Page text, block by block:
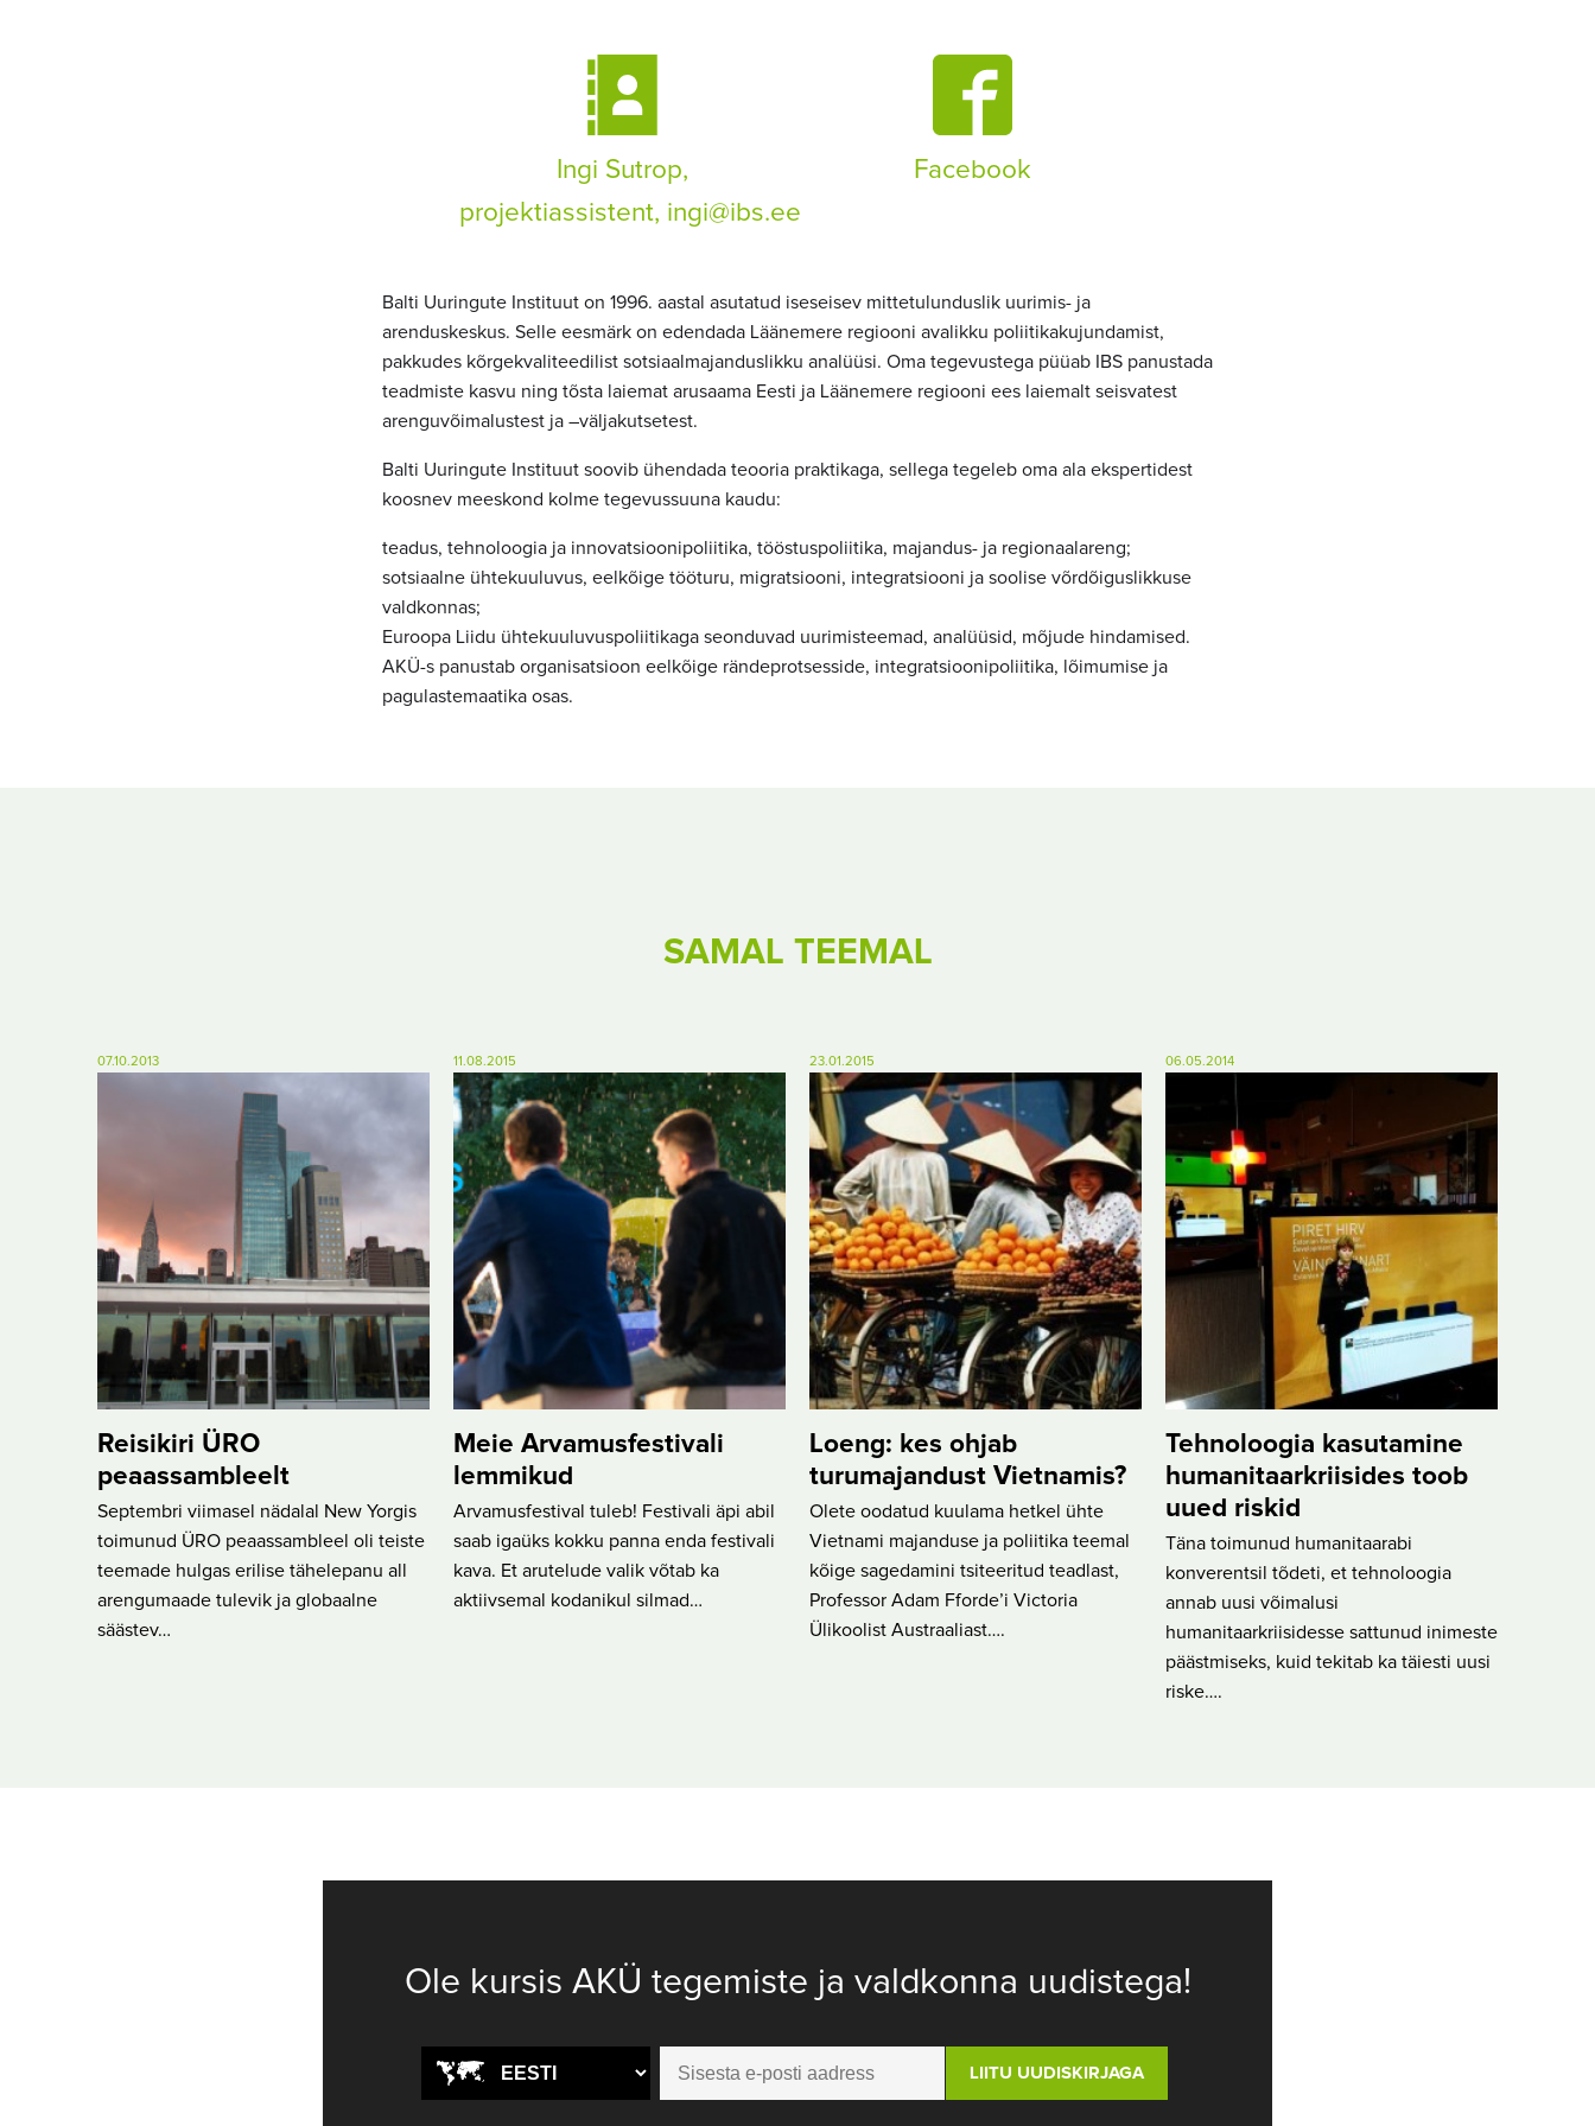
Ingi Sutrop,
projektiassistent, ingi@ibs.ee
Facebook
Balti Uuringute Instituut on 1996. aastal asutatud iseseisev mittetulunduslik uurimis- ja
arenduskeskus. Selle eesmärk on edendada Läänemere regiooni avalikku poliitikakujundamist,
pakkudes kõrgekvaliteedilist sotsiaalmajanduslikku analüüsi. Oma tegevustega püüab IBS panustada
teadmiste kasvu ning tõsta laiemat arusaama Eesti ja Läänemere regiooni ees laiemalt seisvatest
arenguvõimalustest ja –väljakutsetest.
Balti Uuringute Instituut soovib ühendada teooria praktikaga, sellega tegeleb oma ala ekspertidest
koosnev meeskond kolme tegevussuuna kaudu:
teadus, tehnoloogia ja innovatsioonipoliitika, tööstuspoliitika, majandus- ja regionaalareng;
sotsiaalne ühtekuuluvus, eelkõige tööturu, migratsiooni, integratsiooni ja soolise võrdõiguslikkuse
valdkonnas;
Euroopa Liidu ühtekuuluvuspoliitikaga seonduvad uurimisteemad, analüüsid, mõjude hindamised.
AKÜ-s panustab organisatsioon eelkõige rändeprotsesside, integratsioonipoliitika, lõimumise ja
pagulastemaatika osas.
SAMAL TEEMAL
07.10.2013
Reisikiri ÜRO
peaassambleelt
Septembri viimasel nädalal New Yorgis
toimunud ÜRO peaassambleel oli teiste
teemade hulgas erilise tähelepanu all
arengumaade tulevik ja globaalne
säästev…
11.08.2015
Meie Arvamusfestivali
lemmikud
Arvamusfestival tuleb! Festivali äpi abil
saab igaüks kokku panna enda festivali
kava. Et arutelude valik võtab ka
aktiivsemal kodanikul silmad…
23.01.2015
Loeng: kes ohjab
turumajandust Vietnamis?
Olete oodatud kuulama hetkel ühte
Vietnami majanduse ja poliitika teemal
kõige sagedamini tsiteeritud teadlast,
Professor Adam Fforde’i Victoria
Ülikoolist Austraaliast….
06.05.2014
Tehnoloogia kasutamine
humanitaarkriisides toob
uued riskid
Täna toimunud humanitaarabi
konverentsil tõdeti, et tehnoloogia
annab uusi võimalusi
humanitaarkriisidesse sattunud inimeste
päästmiseks, kuid tekitab ka täiesti uusi
riske….
Ole kursis AKÜ tegemiste ja valdkonna uudistega!